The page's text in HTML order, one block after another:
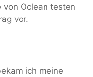
von Oclean testen
vor.
ich meine